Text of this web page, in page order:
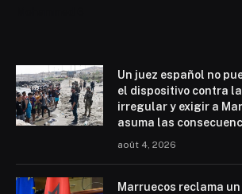
Un juez español no
el dispositivo contra
irregular y exigir a
asuma las
août 4, 2026
Marruecos reclama